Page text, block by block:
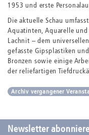
1953 und erste
Die aktuelle Schau
Aquatinten, Aquarelle und
Lachnit – dem
gefasste Gipsplastiken
Bronzen sowie einige
der reliefartigen
Archiv vergangener
Newsletter